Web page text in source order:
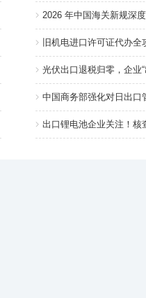
2026 年中国海关新规深
旧机电进口许可证代办
光伏出口退税归零，企业
中国商务部强化对日出口
出口锂电池企业关注！核